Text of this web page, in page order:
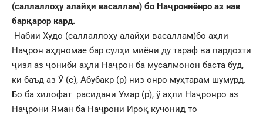
(саллаллоҳу алайҳи васаллам) бо Наҷрониёнро аз нав
барқарор кард.
Набии Худо (саллаллоҳу алайҳи васаллам)бо аҳли
Наҷрон аҳдномае бар сулҳи миёни ду тараф ва пардохти
ҷизя аз ҷониби аҳли Наҷрон ба мусалмонон баста буд,
ки баъд аз Ў (с), Абубакр (р) низ онро муҳтарам шумурд.
Бо ба хилофат расидани Умар (р), ў аҳли Наҷронро аз
Наҷрони Яман ба Наҷрони Ироқ кучонид то